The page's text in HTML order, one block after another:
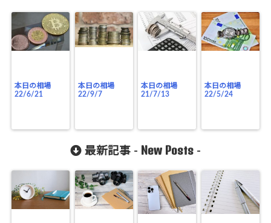
本日の相場
22/6/21
本日の相場
22/9/7
本日の相場
21/7/13
本日の相場
22/5/24
最新記事 - New Posts -